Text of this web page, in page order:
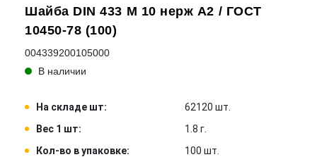
Шайба DIN 433 M 10 нерж A2 / ГОСТ
10450-78 (100)
004339200105000
В наличии
На складе шт:
62120 шт.
Вес 1 шт:
1.8 г.
Кол-во в упаковке:
100 шт.